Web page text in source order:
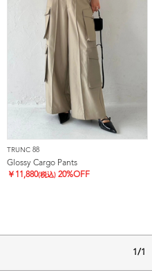
TRUNC 88
Glossy Cargo Pants
￥ 11,880(税込) 20%OFF
1/1